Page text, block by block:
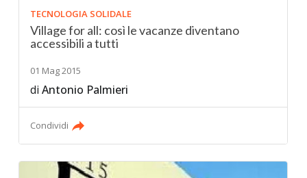
TECNOLOGIA SOLIDALE
Village for all: così le vacanze diventano
accessibili a tutti
01 Mag 2015
diAntonio Palmieri
Condividi